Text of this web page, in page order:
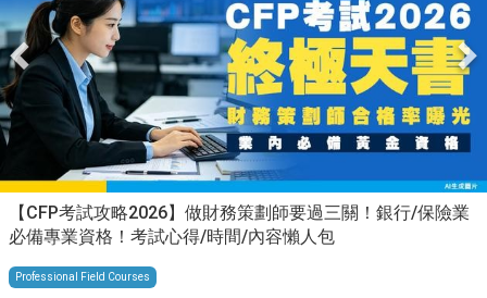
【CFP考試攻略2026】做財務策劃師要過三關！銀行/保險業
必備專業資格！考試心得/時間/內容懶人包
Professional Field Courses